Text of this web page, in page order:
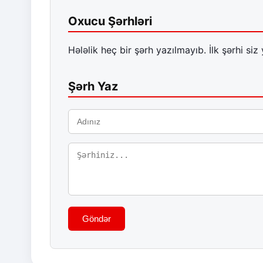
Oxucu Şərhləri
Hələlik heç bir şərh yazılmayıb. İlk şərhi siz
Şərh Yaz
Göndər